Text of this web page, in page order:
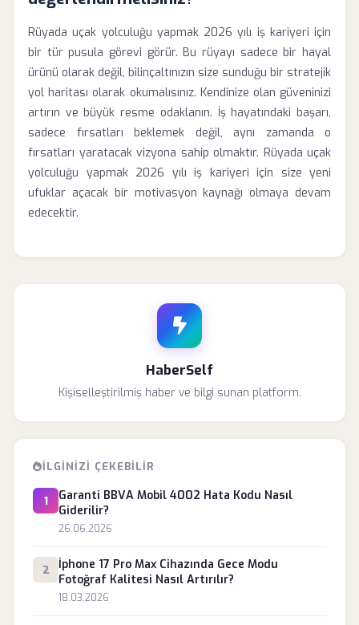
Rüyada uçak yolculuğu yapmak 2026 yılı iş kariyeri için
bir tür pusula görevi görür. Bu rüyayı sadece bir hayal
ürünü olarak değil, bilinçaltınızın size sunduğu bir stratejik
yol haritası olarak okumalısınız. Kendinize olan güveninizi
artırın ve büyük resme odaklanın. İş hayatındaki başarı,
sadece fırsatları beklemek değil, aynı zamanda o
fırsatları yaratacak vizyona sahip olmaktır. Rüyada uçak
yolculuğu yapmak 2026 yılı iş kariyeri için size yeni
ufuklar açacak bir motivasyon kaynağı olmaya devam
edecektir.
HaberSelf
Kişiselleştirilmiş haber ve bilgi sunan platform.
İLGINIZI ÇEKEBILIR
1
Garanti BBVA Mobil 4002 Hata Kodu Nasıl
Giderilir?
26.06.2026
2
İphone 17 Pro Max Cihazında Gece Modu
Fotoğraf Kalitesi Nasıl Artırılır?
18.03.2026